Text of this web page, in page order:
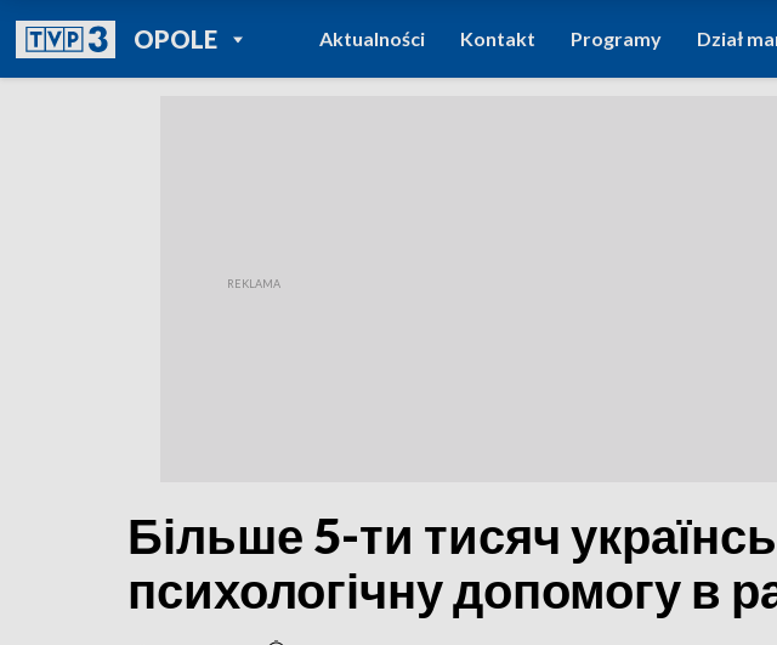
OPOLEPOWRÓT DO
TVP REGIONY
Aktualności Kontakt Programy Dział
Більше 5-ти тисяч
психологічну допомогу в